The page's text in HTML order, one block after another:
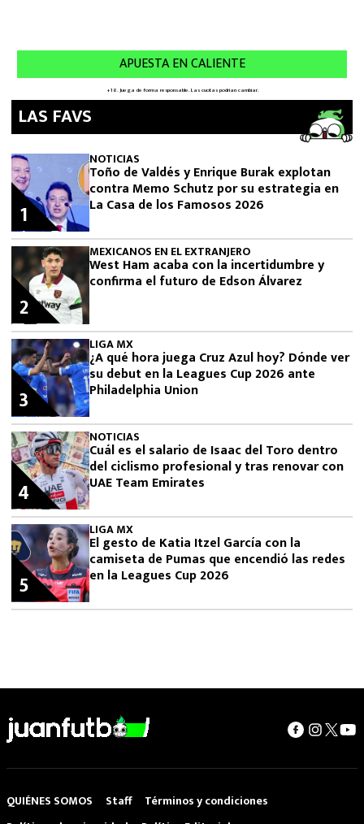
LAS FAVS
NOTICIAS
Toño de Valdés y Enrique Burak explotan
contra Memo Schutz por su estrategia en
La Casa de los Famosos 2026
1
MEXICANOS EN EL EXTRANJERO
West Ham acaba con la incertidumbre y
confirma el futuro de Edson Álvarez
2
LIGA MX
¿A qué hora juega Cruz Azul hoy? Dónde ver
su debut en la Leagues Cup 2026 ante
Philadelphia Union
3
NOTICIAS
Cuál es el salario de Isaac del Toro dentro
del ciclismo profesional y tras renovar con
UAE Team Emirates
4
LIGA MX
El gesto de Katia Itzel García con la
camiseta de Pumas que encendió las redes
en la Leagues Cup 2026
5
QUIÉNES SOMOS Staff
Términos y condiciones